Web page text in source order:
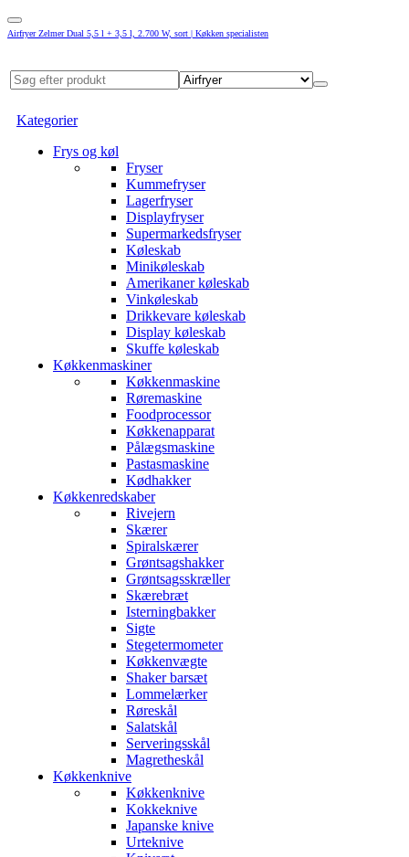
Airfryer Zelmer Dual 5,5 l + 3,5 l, 2.700 W, sort | Køkken specialisten
Kategorier
Frys og køl
Fryser
Kummefryser
Lagerfryser
Displayfryser
Supermarkedsfryser
Køleskab
Minikøleskab
Amerikaner køleskab
Vinkøleskab
Drikkevare køleskab
Display køleskab
Skuffe køleskab
Køkkenmaskiner
Køkkenmaskine
Røremaskine
Foodprocessor
Køkkenapparat
Pålægsmaskine
Pastasmaskine
Kødhakker
Køkkenredskaber
Rivejern
Skærer
Spiralskærer
Grøntsagshakker
Grøntsagsskræller
Skærebræt
Isterningbakker
Sigte
Stegetermometer
Køkkenvægte
Shaker barsæt
Lommelærker
Røreskål
Salatskål
Serveringsskål
Magretheskål
Køkkenknive
Køkkenknive
Kokkeknive
Japanske knive
Urteknive